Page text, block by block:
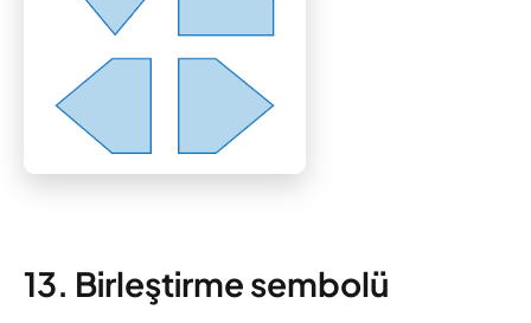
13. Birleştirme sembolü